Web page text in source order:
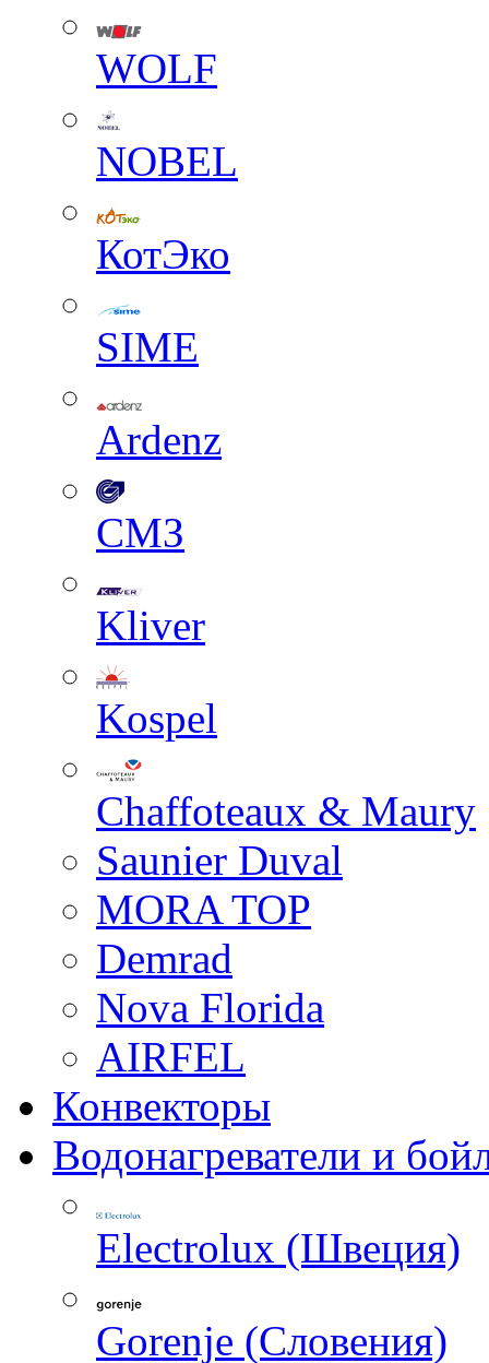
WOLF
NOBEL
КотЭко
SIME
Ardenz
СМЗ
Kliver
Kospel
Chaffoteaux & Maury
Saunier Duval
MORA TOP
Demrad
Nova Florida
AIRFEL
Конвекторы
Водонагреватели и
Electrolux (Швеция)
Gorenje (Словения)